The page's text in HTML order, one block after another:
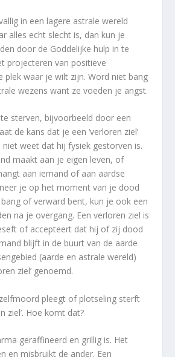
in een lagere astrale wereld
alles echt slecht is, dan kun je
door de Goddelijke hulp in te
projecteren van positieve
plek waar je wilt zijn. Word niet bang
wezens want ze voeden je angst.
sterven, bijvoorbeeld door een
de kans dat je een ‘verloren ziel’
weet dat hij fysiek gestorven is.
maakt aan je eigen leven, of
aan iemand of aan aardse
je op het moment van je dood
of verward bent, kun je ook een
na je overgang. Een verloren ziel is
of accepteert dat hij of zij dood
blijft in de buurt van de aarde
(aarde en astrale wereld)
ziel’ genoemd.
pleegt of plotseling sterft
ziel’. Hoe komt dat?
geraffineerd en grillig is. Het
en misbruikt de ander. Een